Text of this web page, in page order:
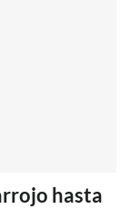
hasta